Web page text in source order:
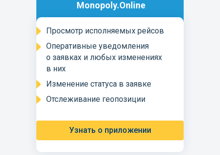
Просмотр исполняемых рейсов
Monopoly.Online
Оперативные уведомления
о заявках и любых изменениях
в них
Изменение статуса в заявке
Отслеживание геопозиции
Узнать о приложении